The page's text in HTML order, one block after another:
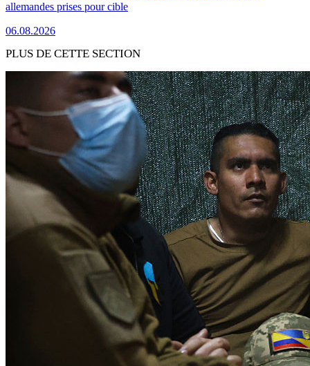
allemandes prises pour cible
06.08.2026
PLUS DE CETTE SECTION